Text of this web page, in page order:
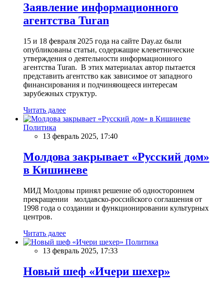
Заявление информационного
агентства Turan
15 и 18 февраля 2025 года на сайте Day.az были
опубликованы статьи, содержащие клеветнические
утверждения о деятельности информационного
агентства Turan. В этих материалах автор пытается
представить агентство как зависимое от западного
финансирования и подчиняющееся интересам
зарубежных структур.
Читать далее
Политика
13 февраль 2025, 17:40
Молдова закрывает «Русский дом»
в Кишиневе
МИД Молдовы принял решение об одностороннем
прекращении молдавско-российского соглашения от
1998 года о создании и функционировании культурных
центров.
Читать далее
Политика
13 февраль 2025, 17:33
Новый шеф «Ичери шехер»